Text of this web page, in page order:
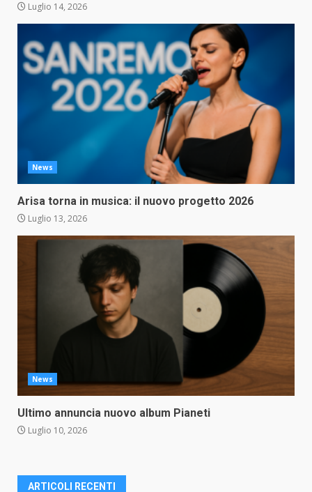
Luglio 14, 2026
News
Arisa torna in musica: il nuovo progetto 2026
Luglio 13, 2026
News
Ultimo annuncia nuovo album Pianeti
Luglio 10, 2026
ARTICOLI RECENTI